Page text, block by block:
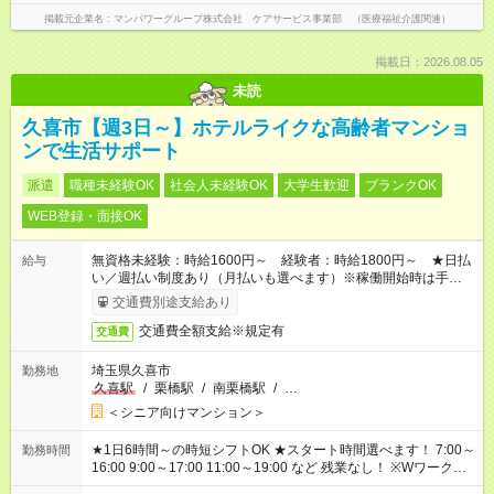
掲載元企業名 マンパワーグループ株式会社 ケアサービス事業部 （医療福祉介護関連）
掲載日：2026.08.05
未読
久喜市【週3日～】ホテルライクな高齢者マンショ
ンで生活サポート
派遣 職種未経験OK 社会人未経験OK 大学生歓迎
ブランクOK
WEB登録・面接OK
給与
無資格未経験：時給1600円～ 経験者：時給1800円～ ★日払
い／週払い制度あり（月払いも選べます）※稼働開始時は手続き
完了次第のお支払いとなります。
交通費別途支給あり
交通費 交通費全額支給※規定有
勤務地
埼玉県久喜市
久喜駅
/ 栗橋駅 / 南栗橋駅 / …
＜シニア向けマンション＞
勤務時間
★1日6時間～の時短シフトOK ★スタート時間選べます！ 7:00～
16:00 9:00～17:00 11:00～19:00 など 残業なし！ ※Wワークの
場合、他のお仕事と合わせ週40時間超の就業はご案内できませ